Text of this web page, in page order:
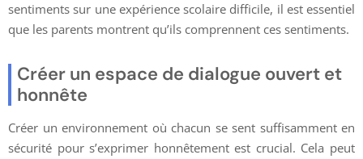
sentiments sur une expérience scolaire difficile, il est essentiel
que les parents montrent qu’ils comprennent ces sentiments.
Créer un espace de dialogue ouvert et
honnête
Créer un environnement où chacun se sent suffisamment en
sécurité pour s’exprimer honnêtement est crucial. Cela peut